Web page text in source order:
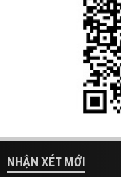
NHẬN XÉT MỚI